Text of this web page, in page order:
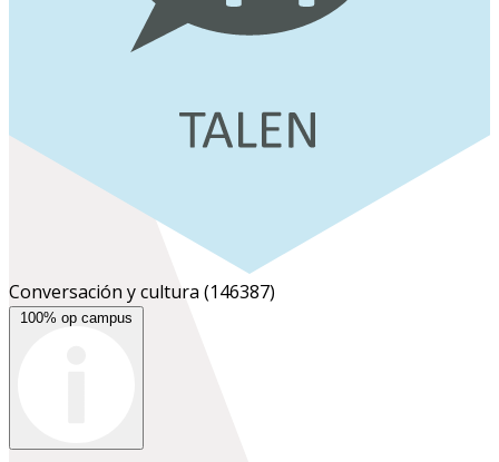
Conversación y cultura (146387)
100% op campus